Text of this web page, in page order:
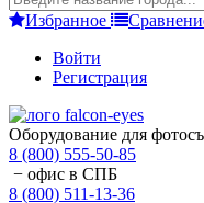
Избранное
Войти
Регистрация
Оборудование для
8 (800) 555-50-85
− офис в СПБ
8 (800) 511-13-36